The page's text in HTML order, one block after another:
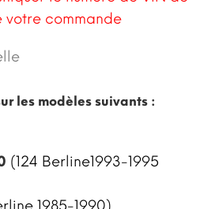
votre commande
les modèles suivants :
(124 Berline1993-1995